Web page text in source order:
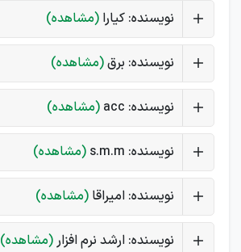
نویسنده: کیارا (مشاهده)
نویسنده: برق(مشاهده)
نویسنده: acc (مشاهده)
نویسنده: s.m.m (مشاهده)
نویسنده: امیراقا (مشاهده)
نویسنده: ارشد نرم افزار(مشاهده)